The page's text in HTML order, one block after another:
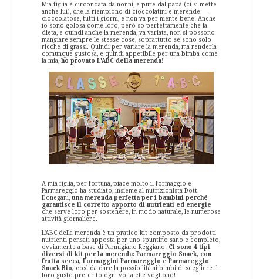
Mia figlia è circondata da nonni, e pure dal papà (ci si mette
anche lui), che la riempiono di cioccolatini e merende
cioccolatose, tutti i giorni, e non va per niente bene! Anche
io sono golosa come loro, però so perfettamente che la
dieta, e quindi anche la merenda, va variata, non si possono
mangiare sempre le stesse cose, soprattutto se sono solo
ricche di grassi. Quindi per variare la merenda, ma renderla
comunque gustosa, e quindi appetibile per una bimba come
la mia, ho provato L'ABC della merenda!
A mia figlia, per fortuna, piace molto il formaggio e
Parmareggio ha studiato, insieme al nutrizionista Dott.
Donegani, una merenda perfetta per i bambini perché
garantisce il corretto apporto di nutrienti ed energie
che serve loro per sostenere, in modo naturale, le numerose
attività giornaliere.
L'ABC della merenda è un pratico kit composto da prodotti
nutrienti pensati apposta per uno spuntino sano e completo,
ovviamente a base di Parmigiano Reggiano! Ci sono 4 tipi
diversi di kit per la merenda: Parmareggio Snack, con
frutta secca, Formaggini Parmareggio e Parmareggio
Snack Bio, così da dare la possibilità ai bimbi di scegliere il
loro gusto preferito ogni volta che vogliono!